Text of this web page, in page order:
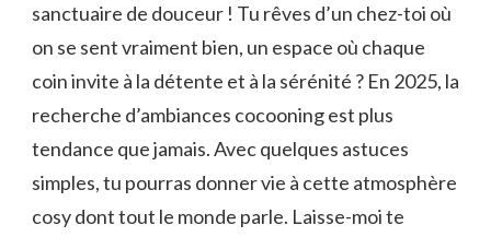
sanctuaire de douceur ! Tu rêves d’un chez-toi où
on se sent vraiment bien, un espace où chaque
coin invite à la détente et à la sérénité ? En 2025, la
recherche d’ambiances cocooning est plus
tendance que jamais. Avec quelques astuces
simples, tu pourras donner vie à cette atmosphère
cosy dont tout le monde parle. Laisse-moi te